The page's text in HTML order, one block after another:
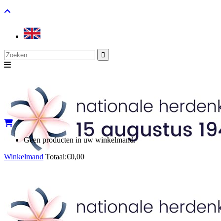
Search
for:
Geen producten in uw winkelmand.
Winkelmand Totaal:€0,00